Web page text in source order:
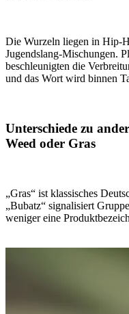
Die Wurzeln liegen in Hip-
Jugendslang-Mischungen.
beschleunigten die
und das Wort wird binnen
Unterschiede zu
Weed oder Gras
„Gras“ ist klassisches
„Bubatz“ signalisiert
weniger eine